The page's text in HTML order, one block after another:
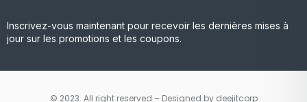
Inscrivez-vous maintenant pour recevoir les dernières mises à
jour sur les promotions et les coupons.
© 2023. All right reserved – Designed by deejitcorp